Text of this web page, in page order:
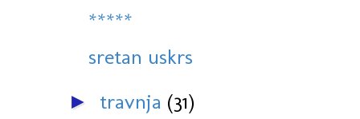
*****
sretan uskrs
► travnja (31)